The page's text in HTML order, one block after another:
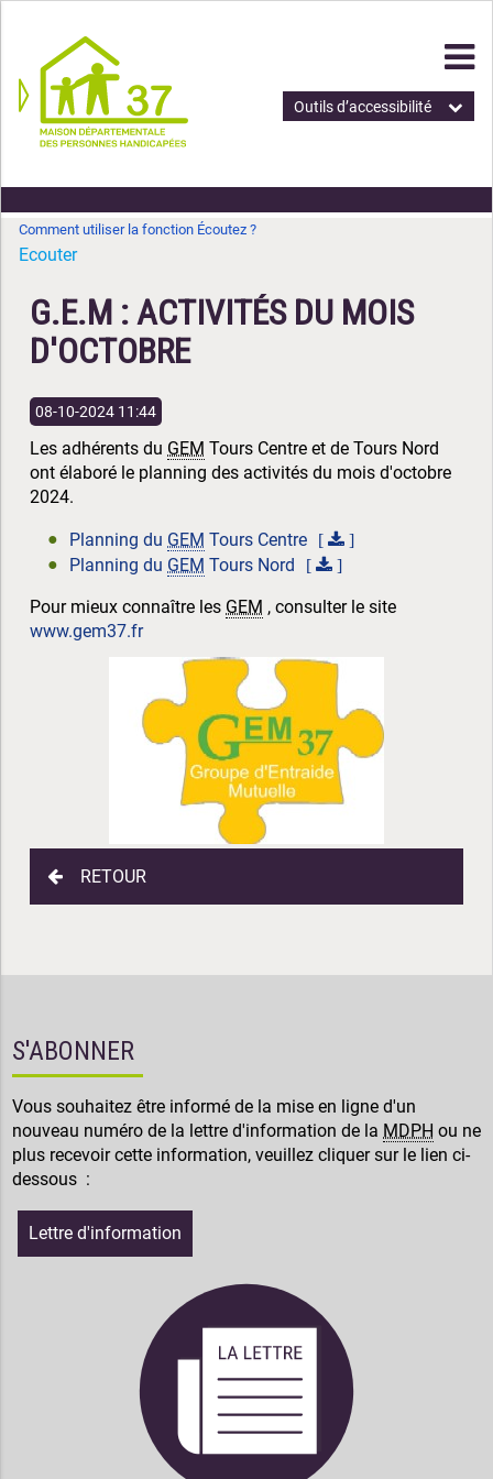
Outils d’accessibilité
Comment utiliser la fonction Écoutez ?
Ecouter
G.E.M : ACTIVITÉS DU MOIS
D'OCTOBRE
08-10-2024 11:44
Les adhérents du GEM Tours Centre et de Tours Nord
ont élaboré le planning des activités du mois d'octobre
2024.
Planning du GEM Tours Centre
Planning du GEM Tours Nord
Pour mieux connaître les GEM , consulter le site
www.gem37.fr
RETOUR
S'ABONNER
Vous souhaitez être informé de la mise en ligne d'un
nouveau numéro de la lettre d'information de la MDPH ou ne
plus recevoir cette information, veuillez cliquer sur le lien ci-
dessous :
Lettre d'information